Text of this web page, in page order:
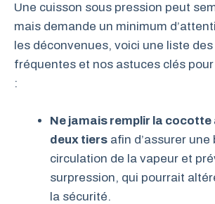
Une cuisson sous pression peut
mais demande un minimum
les déconvenues, voici une liste
fréquentes et nos astuces clés
:
Ne jamais remplir la cocotte
deux tiers afin d’assurer une
circulation de la vapeur et
surpression, qui pourrait
la sécurité.